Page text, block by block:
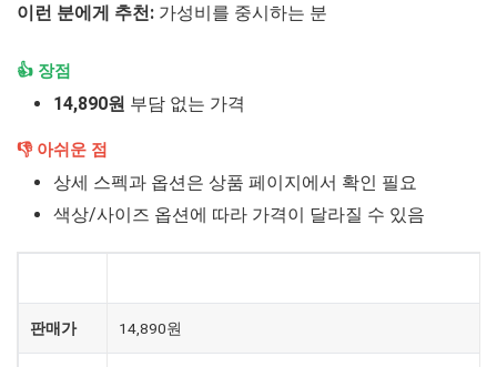
이런 분에게 추천: 가성비를 중시하는 분
👍 장점
14,890원 부담 없는 가격
👎 아쉬운 점
상세 스펙과 옵션은 상품 페이지에서 확인 필요
색상/사이즈 옵션에 따라 가격이 달라질 수 있음
판매가 14,890원